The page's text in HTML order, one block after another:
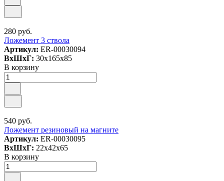
280 руб.
Ложемент 3 ствола
Артикул: ER-00030094
ВxШxГ: 30x165x85
В корзину
540 руб.
Ложемент резиновый на магните
Артикул: ER-00030095
ВxШxГ: 22x42x65
В корзину